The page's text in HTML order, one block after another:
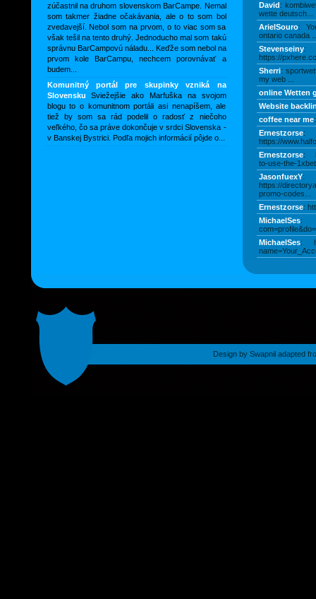
zúčastnil na druhom slovenskom BarCampe. Nemal
som takmer žiadne očakávania, ale o to som bol
zvedavejší. Nebol som na prvom, o to viac som sa
však tešil na tento druhý. Jednoducho mal som takú
správnu BarCampovú náladu... Keďže som nebol na
prvom kole BarCampu, nechcem porovnávať a
budem...
Komunitný portál pre skupinky vzniká na
Slovensku Sviežejšie ako Marfuška na svojom
blogu to o komunitnom portáli asi nenapíšem, ale
tiež by som sa rád podelil o radosť z niečoho
veľkého, čo sa práve dokončuje v srdci Slovenska -
v Banskej Bystrici. Podľa mojich informácií pôjde o...
David:
wette deutsch...
ArielSouro:
ontario canada
Stevenseiny:
https://
Sherri:
my web ...
online Wetten
Website
coffee near me
Ernestzorse:
https://
Ernestzorse:
to-use-the-
JasonfuexY:
https://
promo-codes...
Ernestzorse:
MichaelSes:
MichaelSes:
Design by Swapnil adapted